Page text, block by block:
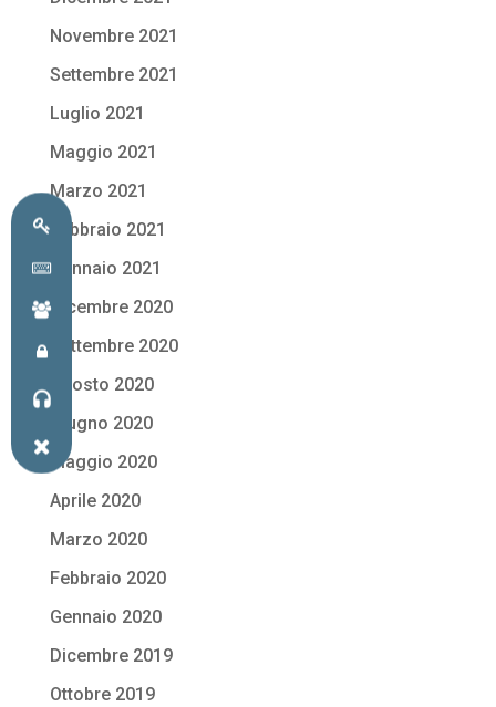
Novembre 2021
Settembre 2021
Luglio 2021
Maggio 2021
Marzo 2021
Febbraio 2021
Gennaio 2021
Dicembre 2020
Settembre 2020
Agosto 2020
Giugno 2020
Maggio 2020
Aprile 2020
Marzo 2020
Febbraio 2020
Gennaio 2020
Dicembre 2019
Ottobre 2019